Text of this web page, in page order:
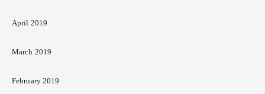
April 2019
March 2019
February 2019